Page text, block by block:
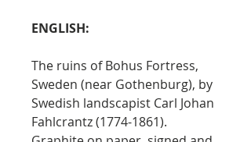
ENGLISH:
The ruins of Bohus Fortress,
Sweden (near Gothenburg), by
Swedish landscapist Carl Johan
Fahlcrantz (1774-1861).